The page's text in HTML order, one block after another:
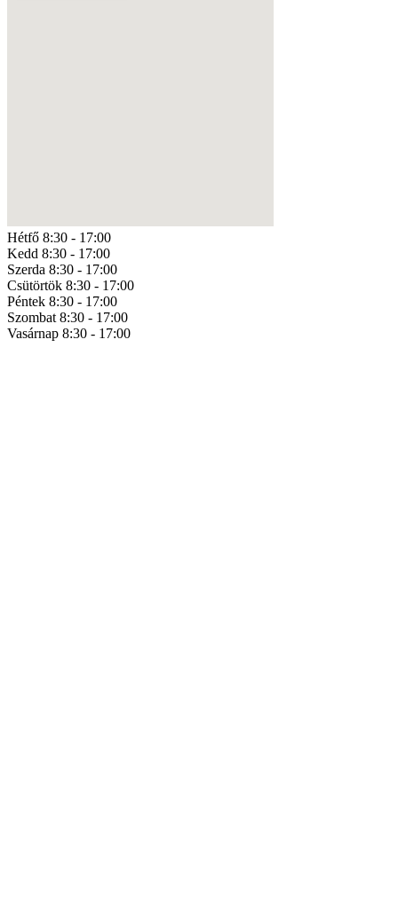
Hétfő 8:30 - 17:00
Kedd 8:30 - 17:00
Szerda 8:30 - 17:00
Csütörtök 8:30 - 17:00
Péntek 8:30 - 17:00
Szombat 8:30 - 17:00
Vasárnap 8:30 - 17:00